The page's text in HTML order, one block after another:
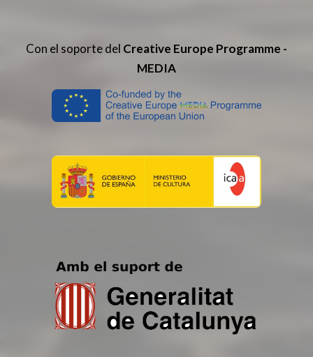
Con el soporte del Creative Europe Programme -
MEDIA